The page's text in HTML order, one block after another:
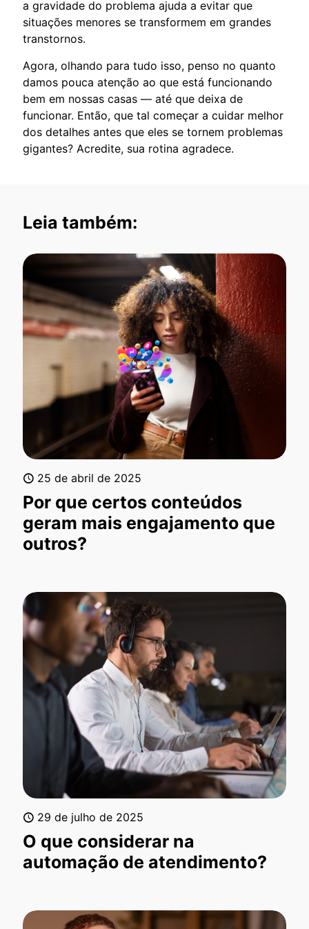
a gravidade do problema ajuda a evitar que
situações menores se transformem em grandes
transtornos.
Agora, olhando para tudo isso, penso no quanto
damos pouca atenção ao que está funcionando
bem em nossas casas — até que deixa de
funcionar. Então, que tal começar a cuidar melhor
dos detalhes antes que eles se tornem problemas
gigantes? Acredite, sua rotina agradece.
Leia também:
25 de abril de 2025
Por que certos conteúdos
geram mais engajamento que
outros?
29 de julho de 2025
O que considerar na
automação de atendimento?